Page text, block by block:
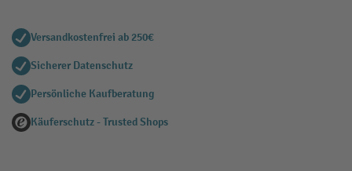
Versandkostenfrei ab 250€
Sicherer Datenschutz
Persönliche Kaufberatung
Käuferschutz - Trusted Shops